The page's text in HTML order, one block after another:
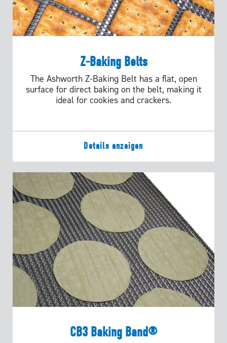
Z-Baking Belts
The Ashworth Z-Baking Belt has a flat, open
surface for direct baking on the belt, making it
ideal for cookies and crackers.
Details anzeigen
CB3 Baking Band®